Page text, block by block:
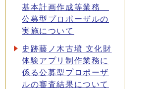
基本計画作成等業務
公募型プロポーザルの
実施について
史跡藤ノ木古墳 文化財
体験アプリ制作業務に
係る公募型プロポーザ
ルの審査結果について